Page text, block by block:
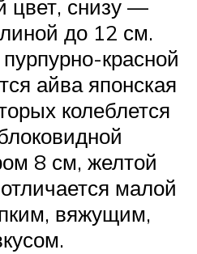
цвет, снизу —
до 12 см.
красной
айва японская
колеблется
8 см, желтой
малой
вяжущим,